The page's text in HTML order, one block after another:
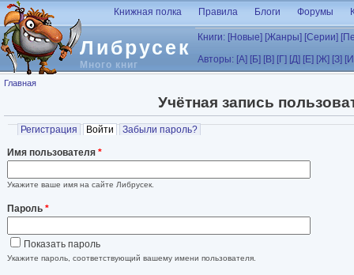
Перейти к основному содержанию
Либрусек
Много книг
Книжная полка Правила Блоги Форумы
Книги: [Новые] [Жанры] [Серии]
Авторы: [А] [Б] [В] [Г] [Д] [Е] [Ж] [З]
Вы здесь
Главная
Учётная запись
Главные вкладки
Регистрация Войти (активная вкладка)
Забыли пароль?
Имя пользователя *
Укажите ваше имя на сайте Либрусек.
Пароль *
Показать пароль
Укажите пароль, соответствующий вашему имени пользователя.